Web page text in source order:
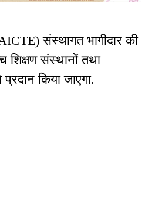
संस्थागत भागीदार की
शिक्षण संस्थानों तथा
किया जाएगा.